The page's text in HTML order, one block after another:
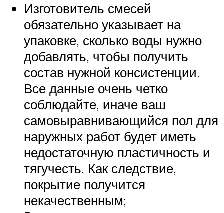
Изготовитель смесей
обязательно указывает на
упаковке, сколько воды нужно
добавлять, чтобы получить
состав нужной консистенции.
Все данные очень четко
соблюдайте, иначе ваш
самовыравнивающийся пол для
наружных работ будет иметь
недостаточную пластичность и
тягучесть. Как следствие,
покрытие получится
некачественным;